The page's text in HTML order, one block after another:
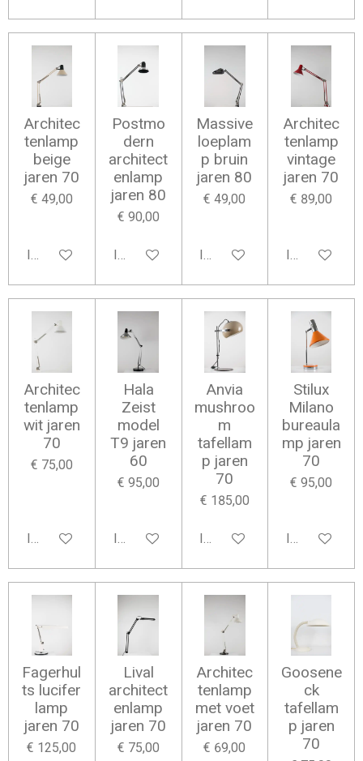
Architec
tenlamp
beige
jaren 70
€ 49,00
In winkelwagen
Postmo
dern
architect
enlamp
jaren 80
€ 90,00
In winkelwagen
Massive
loeplam
p bruin
jaren 80
€ 49,00
In winkelwagen
Architec
tenlamp
vintage
jaren 70
€ 89,00
In
Architec
tenlamp
wit jaren
70
€ 75,00
In winkelwagen
Hala
Zeist
model
T9 jaren
60
€ 95,00
In winkelwagen
Anvia
mushroo
m
tafellam
p jaren
70
€ 185,00
In winkelwagen
Stilux
Milano
bureaula
mp jaren
70
€ 95,00
In
Fagerhul
ts lucifer
lamp
jaren 70
€ 125,00
Lival
architect
enlamp
jaren 70
€ 75,00
Architec
tenlamp
met voet
jaren 70
€ 69,00
Goosene
ck
tafellam
p jaren
70